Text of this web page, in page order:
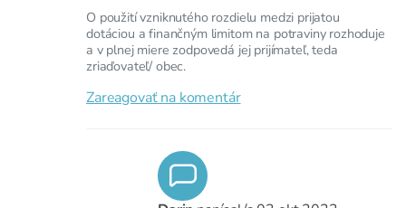
O použití vzniknutého rozdielu medzi prijatou
dotáciou a finančným limitom na potraviny rozhoduje
a v plnej miere zodpovedá jej prijímateľ, teda
zriaďovateľ/ obec.
Zareagovať na komentár